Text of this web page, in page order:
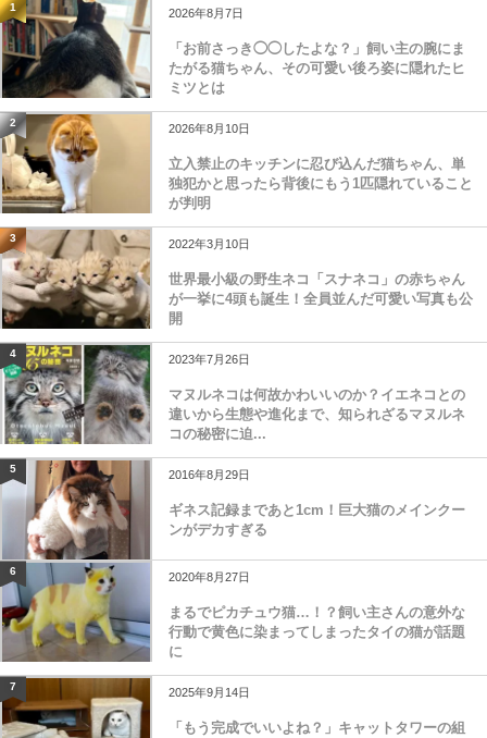
1 2026年8月7日
「お前さっき◯◯したよな？」飼い主の腕にま
たがる猫ちゃん、その可愛い後ろ姿に隠れたヒ
ミツとは
2 2026年8月10日
立入禁止のキッチンに忍び込んだ猫ちゃん、単
独犯かと思ったら背後にもう1匹隠れていること
が判明
3 2022年3月10日
世界最小級の野生ネコ「スナネコ」の赤ちゃん
が一挙に4頭も誕生！全員並んだ可愛い写真も公
開
4 2023年7月26日
マヌルネコは何故かわいいのか？イエネコとの
違いから生態や進化まで、知られざるマヌルネ
コの秘密に迫...
5 2016年8月29日
ギネス記録まであと1cm！巨大猫のメインクー
ンがデカすぎる
6 2020年8月27日
まるでピカチュウ猫…！？飼い主さんの意外な
行動で黄色に染まってしまったタイの猫が話題
に
7 2025年9月14日
「もう完成でいいよね？」キャットタワーの組